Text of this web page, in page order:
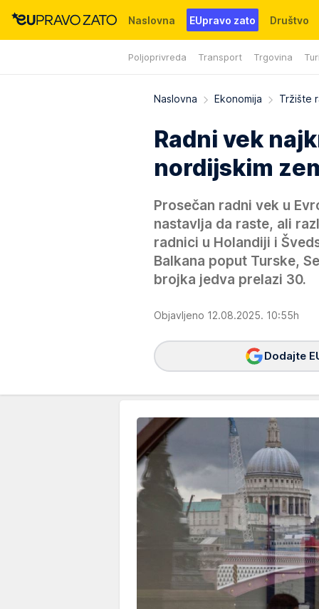
Naslovna EUpravo zato Društvo
Poljoprivreda Transport Trgovina
Događaji News WMG fondacija
Naslovna Ekonomija Tržište
Radni vek
nordijskim
Prosečan radni vek u
nastavlja da raste, ali
radnici u Holandiji i
Balkana poput Turske,
brojka jedva prelazi 30.
Objavljeno 12.08.2025. 10:55h
Dodajte